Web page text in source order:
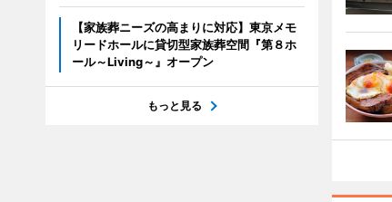
【家族葬ニーズの高まりに対応】東京メモ
リードホールに貸切型家族葬空間『第８ホ
ール～Living～』オープン
もっと見る